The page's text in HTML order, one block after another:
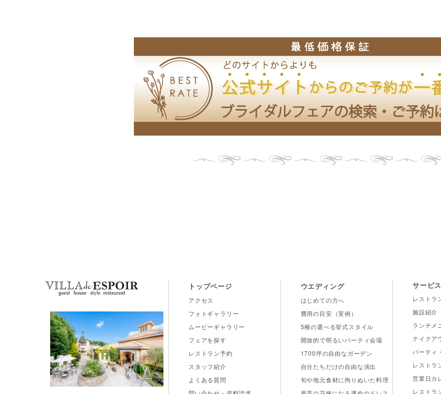
VILLA de ESPOIR
トップページ
アクセス
フォトギャラリー
ムービーギャラリー
フェアを探す
レストラン予約
スタッフ紹介
よくある質問
ウエディング
はじめての方へ
費用の目安（実例）
5種の選べる挙式スタイル
開放的で明るいパーティ会場
1700坪の自由なガーデン
自分たちだけの自由な演出
旬や地元食材に拘りぬいた料理
サービス
レストラ
施設紹介
ランチメ
テイクア
パーティ
レストラ
営業日カ
レストラ